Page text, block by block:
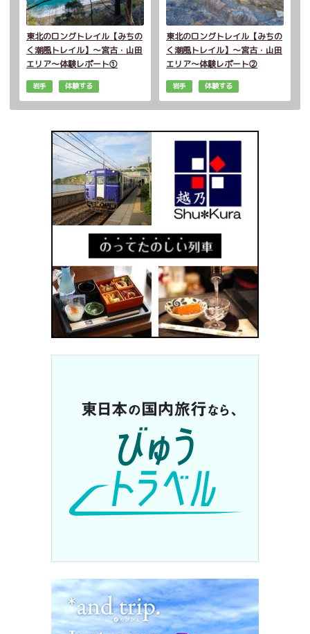
東北のロングトレイル【みちの
く潮風トレイル】～宮古・山田
エリア～体験レポート①
岩手 体験する
東北のロングトレイル【みちの
く潮風トレイル】～宮古・山田
エリア～体験レポート②
岩手 体験する